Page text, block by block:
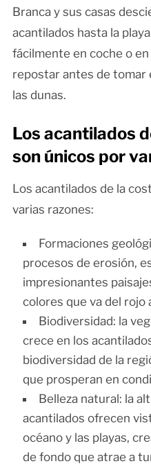
Branca y sus casas
acantilados hasta la
fácilmente en coche o
repostar antes de tomar
las dunas.
Los acantilados
son únicos por
Los acantilados de la
varias razones:
Formaciones
procesos de erosión,
impresionantes
colores que va del rojo
Biodiversidad: la
crece en los
biodiversidad de la
que prosperan en
Belleza natural: la
acantilados ofrecen
océano y las playas,
de fondo que atrae a